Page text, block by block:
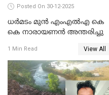
Posted On 30-12-2025
ധർമടം മുൻ എംഎല്‍എ കെ
കെ നാരായണന്‍ അന്തരിച്ചു
1 Min Read View All